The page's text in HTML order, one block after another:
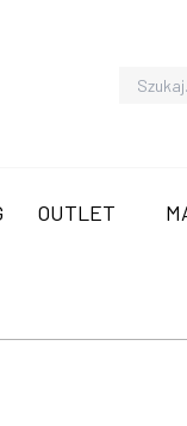
OUTLET